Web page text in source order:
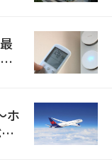
ホ